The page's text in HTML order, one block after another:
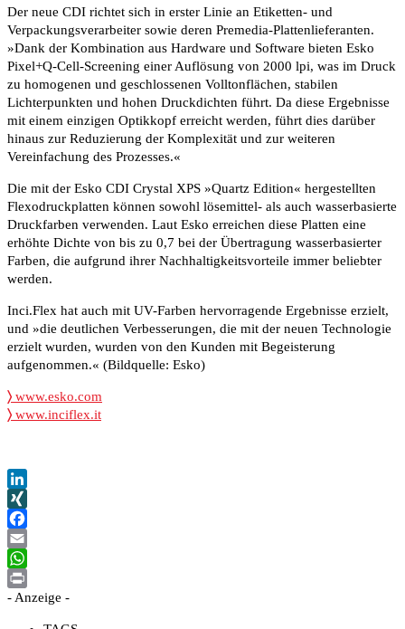
Der neue CDI richtet sich in erster Linie an Etiketten- und
Verpackungsverarbeiter sowie deren Premedia-Plattenlieferanten.
»Dank der Kombination aus Hardware und Software bieten Esko
Pixel+Q-Cell-Screening einer Auflösung von 2000 lpi, was im Druck
zu homogenen und geschlossenen Volltonflächen, stabilen
Lichterpunkten und hohen Druckdichten führt. Da diese Ergebnisse
mit einem einzigen Optikkopf erreicht werden, führt dies darüber
hinaus zur Reduzierung der Komplexität und zur weiteren
Vereinfachung des Prozesses.«
Die mit der Esko CDI Crystal XPS »Quartz Edition« hergestellten
Flexodruckplatten können sowohl lösemittel- als auch wasserbasierte
Druckfarben verwenden. Laut Esko erreichen diese Platten eine
erhöhte Dichte von bis zu 0,7 bei der Übertragung wasserbasierter
Farben, die aufgrund ihrer Nachhaltigkeitsvorteile immer beliebter
werden.
Inci.Flex hat auch mit UV-Farben hervorragende Ergebnisse erzielt,
und »die deutlichen Verbesserungen, die mit der neuen Technologie
erzielt wurden, wurden von den Kunden mit Begeisterung
aufgenommen.« (Bildquelle: Esko)
〉 www.esko.com
〉 www.inciflex.it
LinkedIn
XING
Facebook
Email
WhatsApp
Print
- Anzeige -